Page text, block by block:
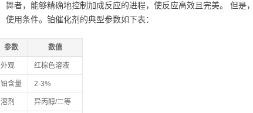
舞者，能够精确地控制加成反应的进程，使反应高效且完美。 但是
使用条件。铂催化剂的典型参数如下表：
参数 数值
外观 红棕色溶液
铂含量 2-3%
溶剂 异丙醇/二等